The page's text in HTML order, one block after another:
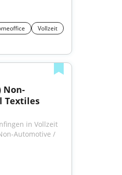
Vollzeit
Textiles
in Vollzeit
Automotive /